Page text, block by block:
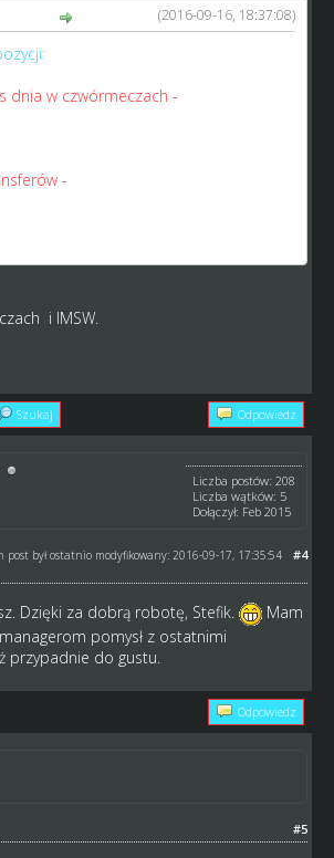
(2016-09-16, 18:37:08)
dnia w czwórmeczach -
-
i IMSW.
Szukaj Odpowiedz
Liczba postów: 208
Liczba wątków: 5
Dołączył: Feb 2015
#4
post był ostatnio modyfikowany: 2016-09-17, 17:35:54
Dzięki za dobrą robotę, Stefik.
Mam
pomysł z ostatnimi
przypadnie do gustu.
Odpowiedz
#5